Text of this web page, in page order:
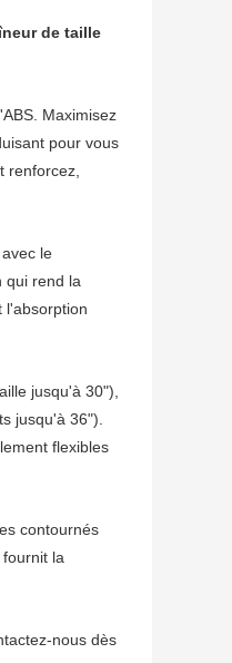
de taille
Maximisez
pour vous
renforcez,
le
qui rend la
l'absorption
jusqu'à 30"),
jusqu'à 36").
flexibles
contournés
la
nous dès